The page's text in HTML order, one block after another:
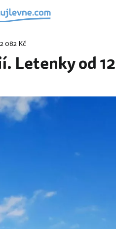
082 Kč
Letenky od